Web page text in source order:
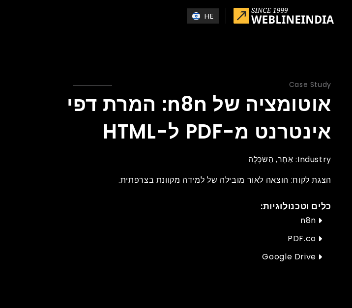
Skip to main content
HE
Case Study
אוטומציה של n8n: המרת דפי
אינטרנט מ-PDF ל-HTML
Industry: אַחֵר הַשׂכָּלָה
הצגת לקוח: הוצאה לאור מובילה של למידה מקוונת בצרפתית.
כלים וטכנולוגיות:
n8n
PDF.co
Google Drive